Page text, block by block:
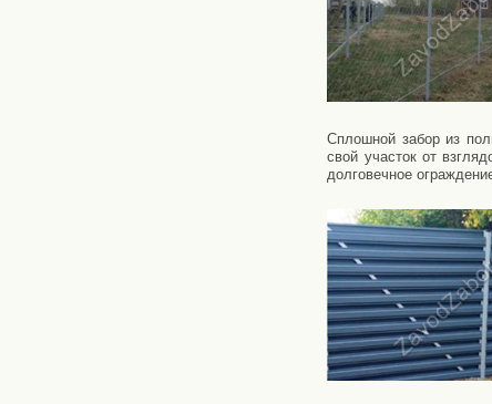
Сплошной забор из
свой участок от
долговечное